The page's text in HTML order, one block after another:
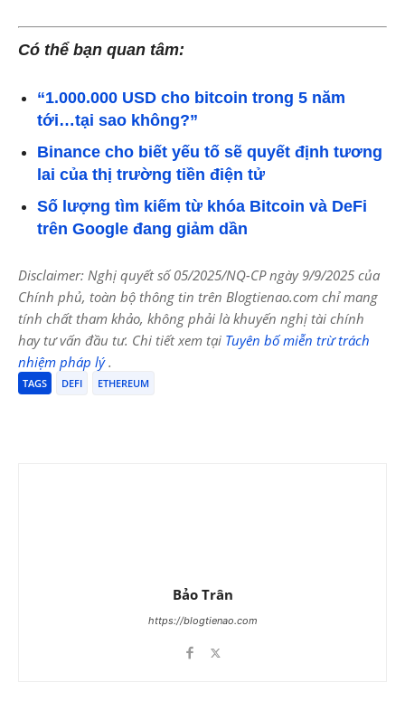
Có thể bạn quan tâm:
“1.000.000 USD cho bitcoin trong 5 năm
tới…tại sao không?”
Binance cho biết yếu tố sẽ quyết định tương
lai của thị trường tiền điện tử
Số lượng tìm kiếm từ khóa Bitcoin và DeFi
trên Google đang giảm dần
Disclaimer: Nghị quyết số 05/2025/NQ-CP ngày 9/9/2025 của
Chính phủ, toàn bộ thông tin trên Blogtienao.com chỉ mang
tính chất tham khảo, không phải là khuyến nghị tài chính
hay tư vấn đầu tư. Chi tiết xem tại Tuyên bố miễn trừ trách
nhiệm pháp lý.
TAGS DEFI ETHEREUM
Bảo Trân
https://blogtienao.com